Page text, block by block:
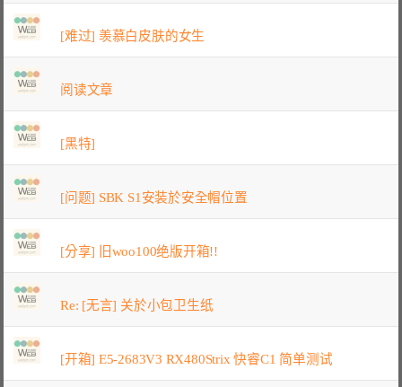
[难过] 羡慕白皮肤的女生
阅读文章
[黑特]
[问题] SBK S1安装於安全帽位置
[分享] 旧woo100绝版开箱!!
Re: [无言] 关於小包卫生纸
[开箱] E5-2683V3 RX480Strix 快睿C1 简单测试